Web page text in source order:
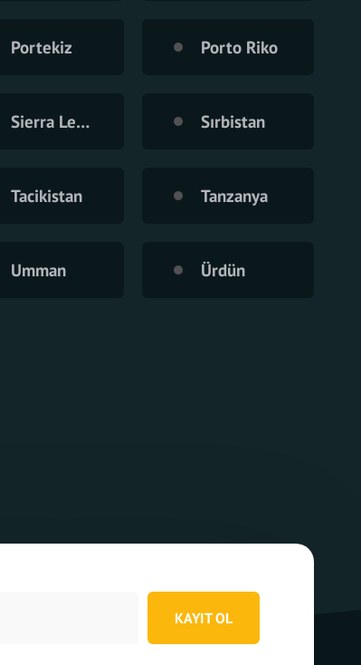
Portekiz Porto Riko
Sierra Leone Sırbistan
Tacikistan Tanzanya
Umman Ürdün
KAYIT OL